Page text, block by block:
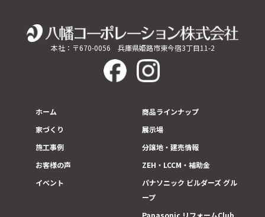
本社：〒670-0056 兵庫県姫路市東今宿3丁目11-2
ホーム
家づくり
施工事例
お客様の声
イベント
商品ラインナップ
展示場
分譲地・建売情報
ZEH・LCCM・補助金
パナソニック ビルダーズ グル
ープ
Panasonic リフォームClub